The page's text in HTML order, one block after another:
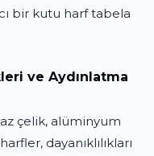
bir kutu harf tabela
ve Aydınlatma
çelik, alüminyum
dayanıklılıkları